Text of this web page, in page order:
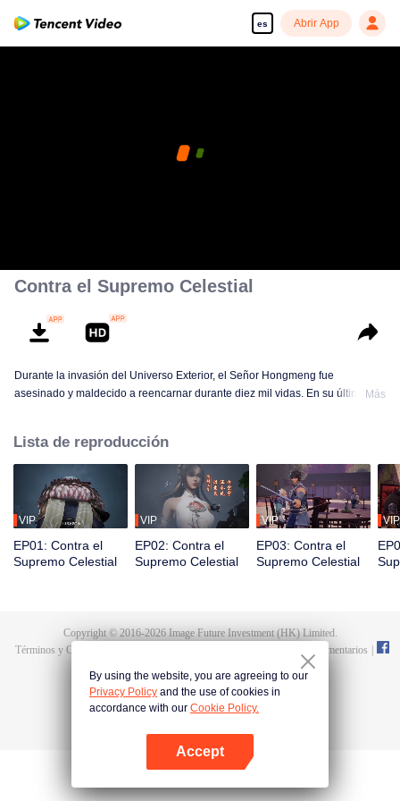
es Abrir App
Contra el Supremo Celestial
Durante la invasión del Universo Exterior, el Señor Hongmeng fue
asesinado y maldecido a reencarnar durante diez mil vidas. En su última
engañándolo y fue golpeado, lo que despertó el recuerdo del Hongmeng.
Entonces, Tan Yun obtuvo un talento de nivel divino para aumentar su
cultivo. Tan Yun vengó la muerte de su familia y unificó todo el continente.
Más
Lista de reproducción
VIP
EP01: Contra el
Supremo Celestial
VIP
EP02: Contra el
Supremo Celestial
VIP
EP03: Contra el
Supremo Celestial
VIP
Copyright © 2016-2026Image Future Investment (HK) Limited.
Términos y Condiciones
Comentarios
By using the website, you are agreeing to our
Privacy Policy and the use of cookies in
accordance with our Cookie Policy.
Accept